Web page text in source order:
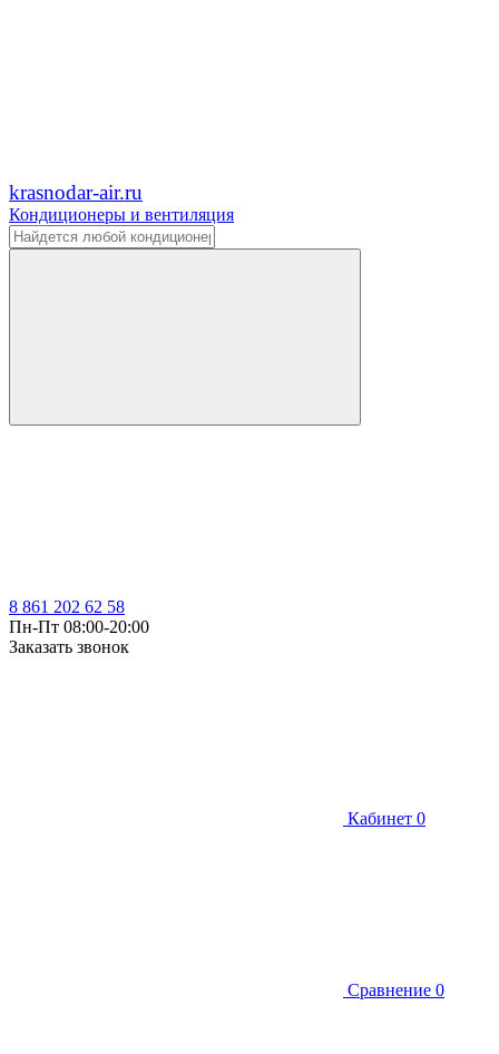
krasnodar-air.ru
Кондиционеры и вентиляция
8 861 202 62 58
Пн-Пт 08:00-20:00
Заказать звонок
Кабинет 0
Сравнение 0